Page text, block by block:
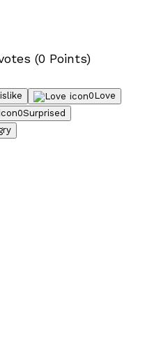
(0 Points)
0Love
0Surprised